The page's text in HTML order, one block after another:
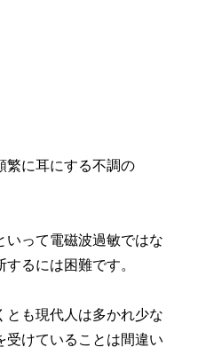
繁に耳にする不調の
いって電磁波過敏ではな
るには困難です。
とも現代人は多かれ少な
受けていることは間違い